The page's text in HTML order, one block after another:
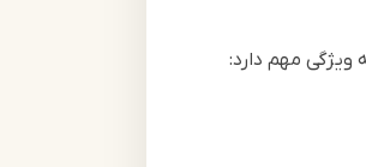
مهم دارد: